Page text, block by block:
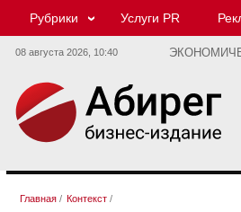
Рубрики Услуги PR
08 августа 2026, 10:40
Главная / Контекст /